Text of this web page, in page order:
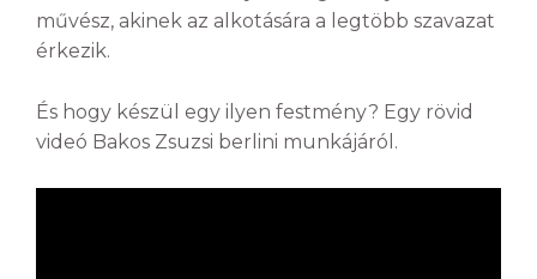
művész, akinek az alkotására a legtöbb szavazat
érkezik.
És hogy készül egy ilyen festmény? Egy rövid
videó Bakos Zsuzsi berlini munkájáról.